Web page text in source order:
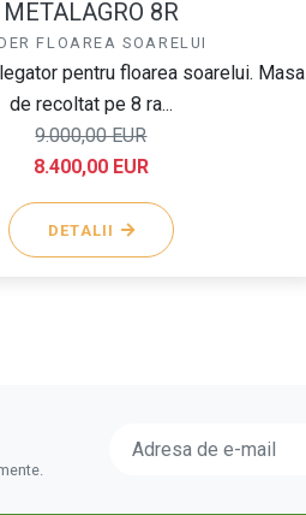
METALAGRO 8R
FLOAREA SOARELUI
pentru floarea soarelui. Masa
de recoltat pe 8 ra...
9.000,00 EUR
8.400,00 EUR
DETALII